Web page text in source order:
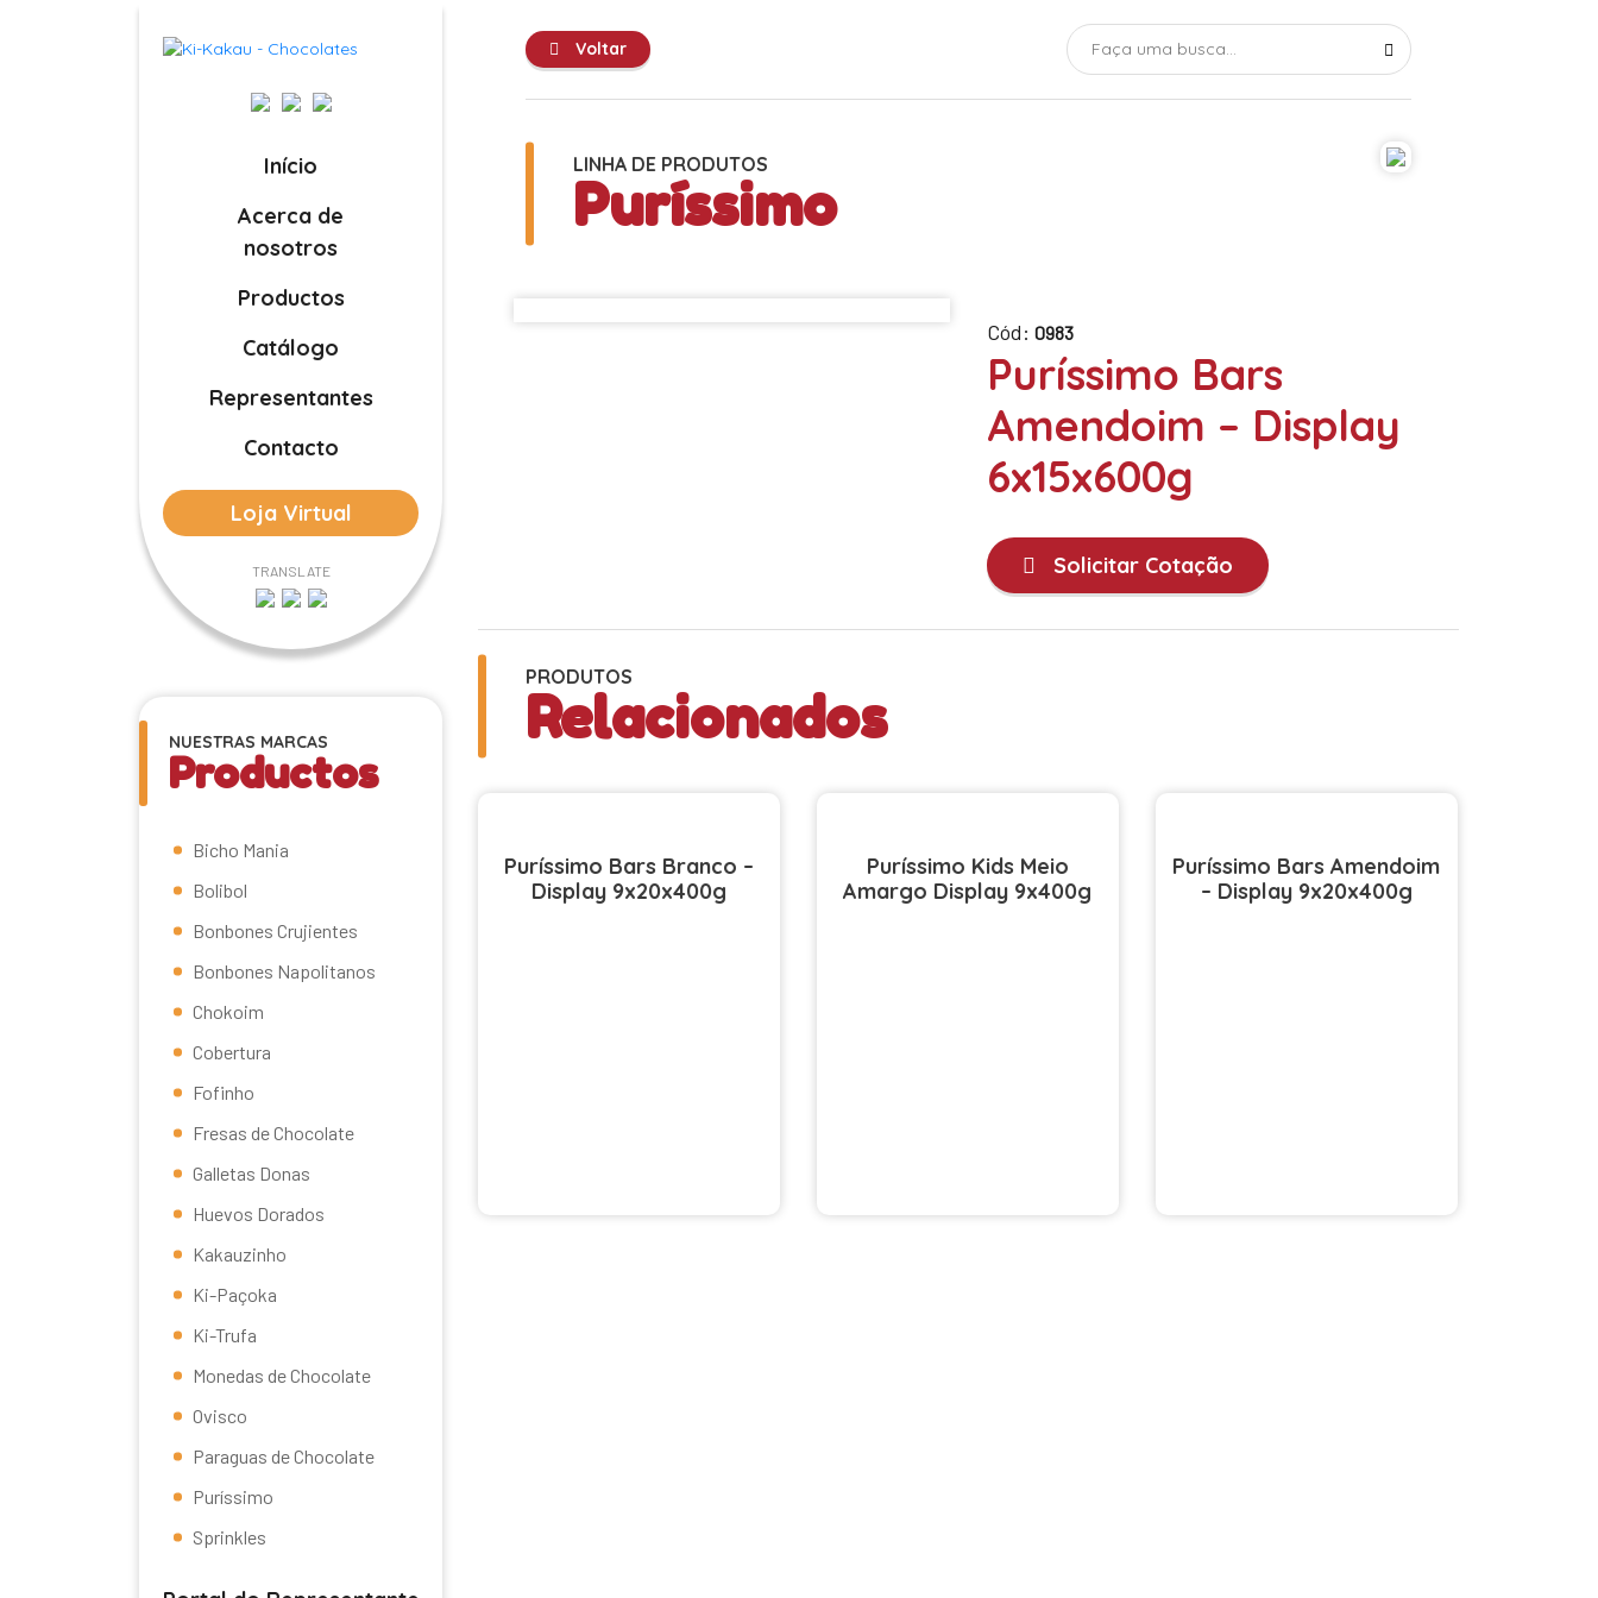
Início
Acerca de
nosotros
Productos
Catálogo
Representantes
Contacto
Loja Virtual
TRANSLATE
NUESTRAS MARCAS
Productos
Bicho Mania
Bolibol
Bonbones Crujientes
Bonbones Napolitanos
Chokoim
Cobertura
Fofinho
Fresas de Chocolate
Galletas Donas
Huevos Dorados
Kakauzinho
Ki-Paçoka
Ki-Trufa
Monedas de Chocolate
Ovisco
Paraguas de Chocolate
Puríssimo
Sprinkles
Voltar
LINHA DE PRODUTOS
Puríssimo
Cód: 0983
Puríssimo Bars
Amendoim – Display
6x15x600g
Solicitar Cotação
PRODUTOS
Relacionados
Puríssimo Bars Branco –
Display 9x20x400g
Puríssimo Kids Meio
Amargo Display 9x400g
Puríssimo Bars Amendoim
– Display 9x20x400g